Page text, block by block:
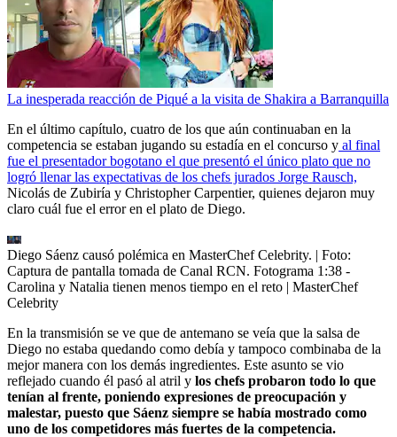
La inesperada reacción de Piqué a la visita de Shakira a Barranquilla
En el último capítulo, cuatro de los que aún continuaban en la
competencia se estaban jugando su estadía en el concurso y al final
fue el presentador bogotano el que presentó el único plato que no
logró llenar las expectativas de los chefs jurados Jorge Rausch,
Nicolás de Zubiría y Christopher Carpentier, quienes dejaron muy
claro cuál fue el error en el plato de Diego.
Diego Sáenz causó polémica en MasterChef Celebrity. | Foto:
Captura de pantalla tomada de Canal RCN. Fotograma 1:38 -
Carolina y Natalia tienen menos tiempo en el reto | MasterChef
Celebrity
En la transmisión se ve que de antemano se veía que la salsa de
Diego no estaba quedando como debía y tampoco combinaba de la
mejor manera con los demás ingredientes. Este asunto se vio
reflejado cuando él pasó al atril y los chefs probaron todo lo que
tenían al frente, poniendo expresiones de preocupación y
malestar, puesto que Sáenz siempre se había mostrado como
uno de los competidores más fuertes de la competencia.